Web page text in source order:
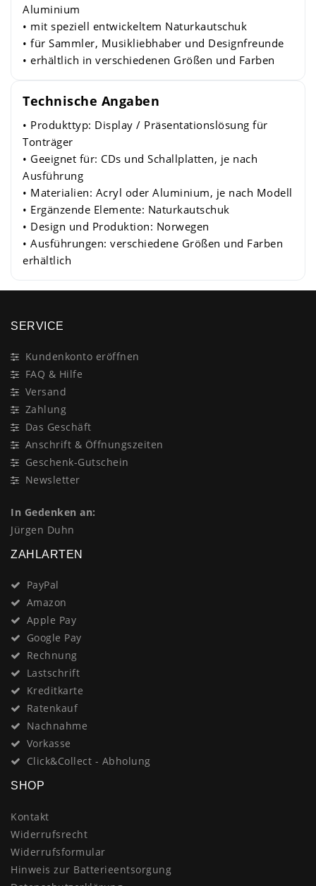
Aluminium
• mit speziell entwickeltem Naturkautschuk
• für Sammler, Musikliebhaber und Designfreunde
• erhältlich in verschiedenen Größen und Farben
Technische Angaben
• Produkttyp: Display / Präsentationslösung für
Tonträger
• Geeignet für: CDs und Schallplatten, je nach
Ausführung
• Materialien: Acryl oder Aluminium, je nach Modell
• Ergänzende Elemente: Naturkautschuk
• Design und Produktion: Norwegen
• Ausführungen: verschiedene Größen und Farben
erhältlich
SERVICE
Kundenkonto eröffnen
FAQ & Hilfe
Versand
Zahlung
Das Geschäft
Anschrift & Öffnungszeiten
Geschenk-Gutschein
Newsletter
In Gedenken an:
Jürgen Duhn
ZAHLARTEN
PayPal
Amazon
Apple Pay
Google Pay
Rechnung
Lastschrift
Kreditkarte
Ratenkauf
Nachnahme
Vorkasse
Click&Collect - Abholung
SHOP
Kontakt
Widerrufsrecht
Widerrufsformular
Hinweis zur Batterieentsorgung